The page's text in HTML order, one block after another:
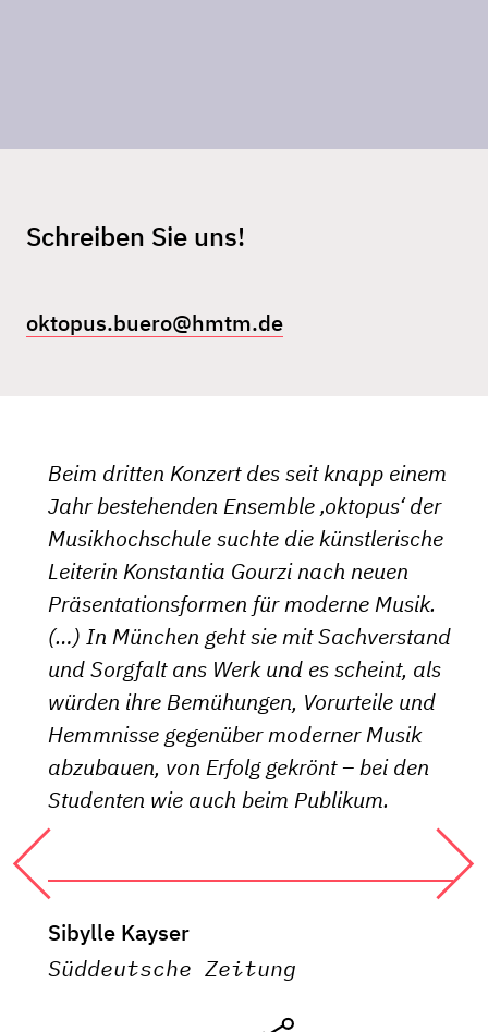
Schreiben Sie uns!
oktopus.buero@hmtm.de
Beim dritten Konzert des seit knapp einem
Jahr bestehenden Ensemble ‚oktopus‘ der
Musikhochschule suchte die künstlerische
Leiterin Konstantia Gourzi nach neuen
Präsentationsformen für moderne Musik.
(…) In München geht sie mit Sachverstand
und Sorgfalt ans Werk und es scheint, als
würden ihre Bemühungen, Vorurteile und
Hemmnisse gegenüber moderner Musik
abzubauen, von Erfolg gekrönt – bei den
Studenten wie auch beim Publikum.
Sibylle Kayser
Süddeutsche Zeitung